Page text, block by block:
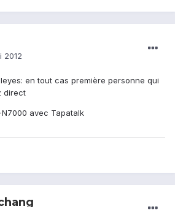
2012
en tout cas première personne qui
direct
avec Tapatalk